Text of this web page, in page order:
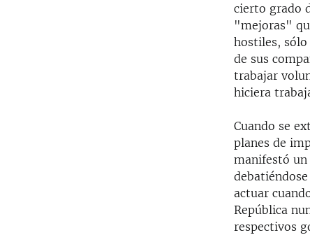
cierto grado
"mejoras"
hostiles,
de sus
trabajar
hiciera
Cuando se
planes de
manifestó un
actuar
República
respectivos